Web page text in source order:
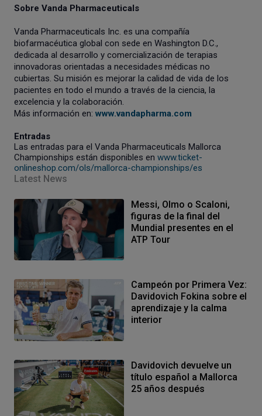
Sobre Vanda Pharmaceuticals
Vanda Pharmaceuticals Inc. es una compañía
biofarmacéutica global con sede en Washington D.C.,
dedicada al desarrollo y comercialización de terapias
innovadoras orientadas a necesidades médicas no
cubiertas. Su misión es mejorar la calidad de vida de los
pacientes en todo el mundo a través de la ciencia, la
excelencia y la colaboración.
Más información en: www.vandapharma.com
Entradas
Las entradas para el Vanda Pharmaceuticals Mallorca
Championships están disponibles en www.ticket-
onlineshop.com/ols/mallorca-championships/es
Latest News
Messi, Olmo o Scaloni,
figuras de la final del
Mundial presentes en el
ATP Tour
Campeón por Primera Vez:
Davidovich Fokina sobre el
aprendizaje y la calma
interior
Davidovich devuelve un
título español a Mallorca
25 años después